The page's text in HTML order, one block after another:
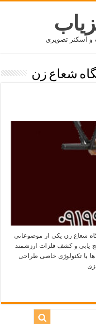
و اسکنر تصویری
شعاع زن
شعاع زن یکی از موضوعاتی‌
یابی و کشف فلزات ارزشمند
با تکنولوژی خاصی طراحی
…